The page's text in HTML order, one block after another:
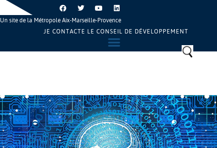
Un site de la Métropole Aix-Marseille-Provence
JE CONTACTE LE CONSEIL DE DÉVELOPPEMENT